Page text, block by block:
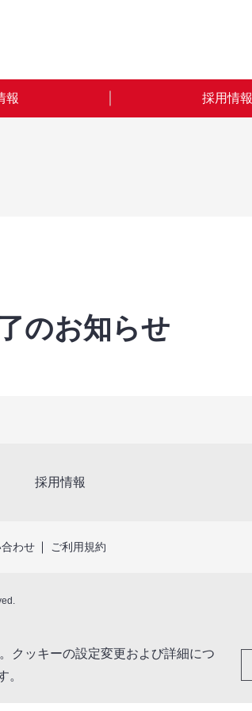
報 採用情報
のお知らせ
採用情報
わせ ご利用規約
クッキーの設定変更および詳細につ
。